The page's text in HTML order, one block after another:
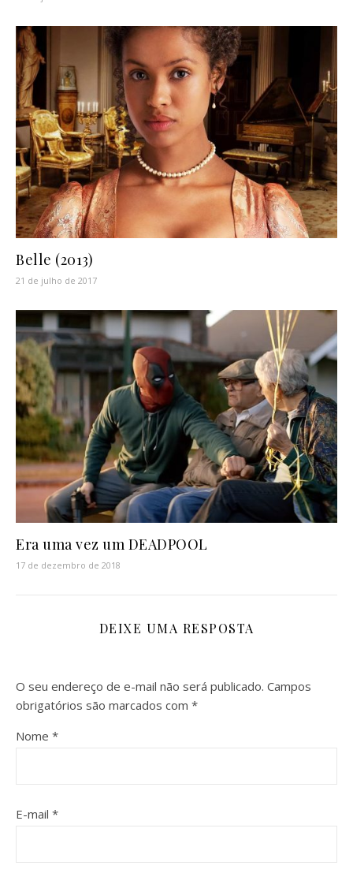
Belle (2013)
21 de julho de 2017
Era uma vez um DEADPOOL
17 de dezembro de 2018
DEIXE UMA RESPOSTA
O seu endereço de e-mail não será publicado. Campos
obrigatórios são marcados com *
Nome *
E-mail *